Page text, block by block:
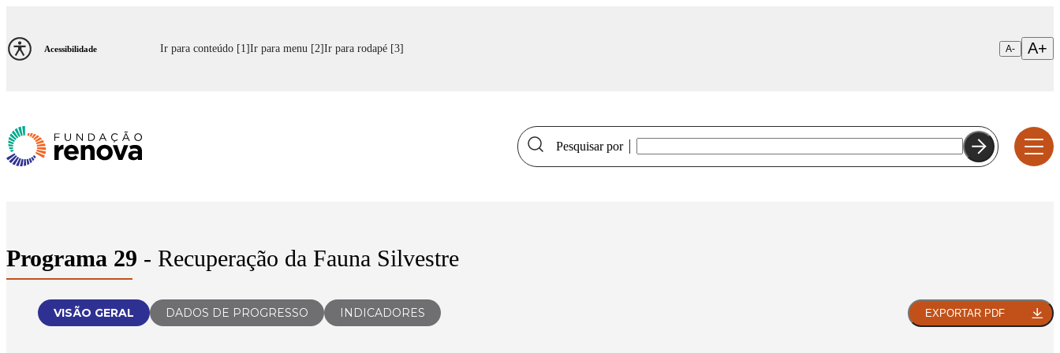
Pesquisar por
Acessibilidade Ir para conteúdo [1]Ir para menu [2]Ir para rodapé [3] A- A+
Programa 29 - Recuperação da Fauna Silvestre
VISÃO GERAL DADOS DE PROGRESSO INDICADORES EXPORTAR PDF